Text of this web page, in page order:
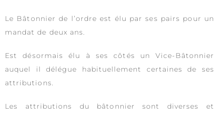
Le Bâtonnier de l’ordre est élu par ses pairs pour un
mandat de deux ans.
Est désormais élu à ses côtés un Vice-Bâtonnier
auquel il délégue habituellement certaines de ses
attributions.
Les attributions du bâtonnier sont diverses et